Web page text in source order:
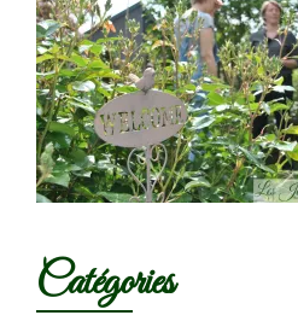
Catégories